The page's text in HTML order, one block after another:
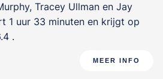
, Tracey Ullman en Jay
1 uur 33 minuten en krijgt op
.
MEER INFO